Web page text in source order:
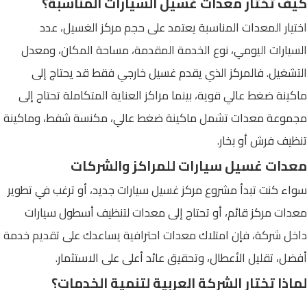
اختيار المعدات المناسبة يعتمد على حجم مركز الغسيل، عدد
السيارات اليومي، نوع الخدمة المقدمة، مساحة المكان، ومعدل
التشغيل. فالمركز الذي يقدم غسيل خارجي فقط قد يحتاج إلى
ماكينة ضغط عالي قوية، بينما مراكز العناية المتكاملة تحتاج إلى
مجموعة معدات تشمل ماكينة ضغط عالي، مكنسة شفط، وماكينة
تنظيف فرش أو بخار.
معدات غسيل سيارات للمراكز والشركات
سواء كنت تبدأ مشروع مركز غسيل سيارات جديد، أو ترغب في تطوير
معدات مركز قائم، أو تحتاج إلى معدات لتنظيف أسطول سيارات
داخل شركة، فإن امتلاك معدات احترافية يساعدك على تقديم خدمة
أفضل، تقليل الأعطال، وتحقيق عائد أعلى على الاستثمار.
لماذا تختار الشركة العربية لتنمية الخدمات؟